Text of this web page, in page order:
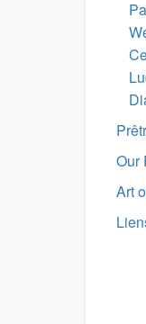
Our
Art